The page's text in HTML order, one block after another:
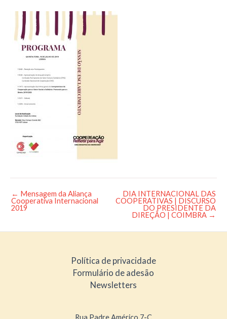
Post
navigation
← Mensagem da Aliança
Cooperativa Internacional
2019
DIA INTERNACIONAL DAS
COOPERATIVAS | DISCURSO
DO PRESIDENTE DA
DIREÇÃO | COIMBRA →
Política de privacidade
Formulário de adesão
Newsletters
Rua Padre Américo 7-C